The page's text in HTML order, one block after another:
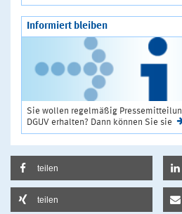
Informiert bleiben
Sie wollen regelmäßig
DGUV erhalten? Dann können Sie sie
teilen
teilen